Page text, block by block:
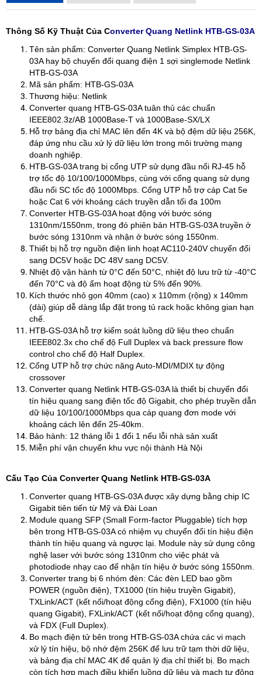
Thông Số Kỹ Thuật Của Converter Quang Netlink HTB-GS-03A
Tên sản phẩm: Converter Quang Netlink Simplex HTB-GS-
03A hay bộ chuyển đổi quang điện 1 sợi singlemode Netlink
HTB-GS-03A
Mã sản phẩm: HTB-GS-03A
Thương hiệu: Netlink
Converter quang HTB-GS-03A tuân thủ các chuẩn
IEEE802.3z/AB 1000Base-T và 1000Base-SX/LX
Hỗ trợ bảng địa chỉ MAC lên đến 4K và bộ đệm dữ liệu 256K,
đáp ứng nhu cầu xử lý dữ liệu lớn trong môi trường mạng
doanh nghiệp.
HTB-GS-03A trang bị cổng UTP sử dụng đầu nối RJ-45 hỗ
trợ tốc độ 10/100/1000Mbps, cùng với cổng quang sử dụng
đầu nối SC tốc độ 1000Mbps. Cổng UTP hỗ trợ cáp Cat 5e
hoặc Cat 6 với khoảng cách truyền dẫn tối đa 100m
Converter HTB-GS-03A hoạt động với bước sóng
1310nm/1550nm, trong đó phiên bản HTB-GS-03A truyền ở
bước sóng 1310nm và nhận ở bước sóng 1550nm.
Thiết bị hỗ trợ nguồn điện linh hoạt AC110-240V chuyển đổi
sang DC5V hoặc DC 48V sang DC5V.
Nhiệt độ vận hành từ 0°C đến 50°C, nhiệt độ lưu trữ từ -40°C
đến 70°C và độ ẩm hoạt động từ 5% đến 90%.
Kích thước nhỏ gọn 40mm (cao) x 110mm (rộng) x 140mm
(dài) giúp dễ dàng lắp đặt trong tủ rack hoặc không gian hạn
chế.
​HTB-GS-03A hỗ trợ kiểm soát luồng dữ liệu theo chuẩn
IEEE802.3x cho chế độ Full Duplex và back pressure flow
control cho chế độ Half Duplex.
Cổng UTP hỗ trợ chức năng Auto-MDI/MDIX tự động
crossover
Converter quang Netlink HTB-GS-03A là thiết bị chuyển đổi
tín hiệu quang sang điện tốc độ Gigabit, cho phép truyền dẫn
dữ liệu 10/100/1000Mbps qua cáp quang đơn mode với
khoảng cách lên đến 25-40km.
Bảo hành: 12 tháng lỗi 1 đổi 1 nếu lỗi nhà sản xuất
Miễn phí vận chuyển khu vực nội thành Hà Nội
Cấu Tạo Của Converter Quang Netlink HTB-GS-03A
Converter quang HTB-GS-03A được xây dựng bằng chip IC
Gigabit tiên tiến từ Mỹ và Đài Loan
Module quang SFP (Small Form-factor Pluggable) tích hợp
bên trong HTB-GS-03A có nhiệm vụ chuyển đổi tín hiệu điện
thành tín hiệu quang và ngược lại. Module này sử dụng công
nghệ laser với bước sóng 1310nm cho việc phát và
photodiode nhạy cao để nhận tín hiệu ở bước sóng 1550nm.
​Converter trang bị 6 nhóm đèn: Các đèn LED bao gồm
POWER (nguồn điện), TX1000 (tín hiệu truyền Gigabit),
TXLink/ACT (kết nối/hoạt động cổng điện), FX1000 (tín hiệu
quang Gigabit), FXLink/ACT (kết nối/hoạt động cổng quang),
và FDX (Full Duplex).
​Bo mạch điện tử bên trong HTB-GS-03A chứa các vi mạch
xử lý tín hiệu, bộ nhớ đệm 256K để lưu trữ tạm thời dữ liệu,
và bảng địa chỉ MAC 4K để quản lý địa chỉ thiết bị. Bo mạch
còn tích hợp mạch điều khiển luồng dữ liệu và mạch tự động